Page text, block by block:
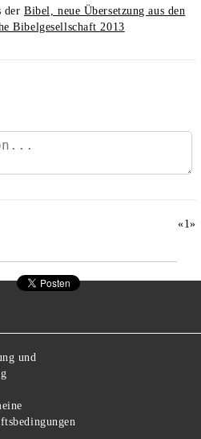
derBibel, neue Übersetzung aus den
Bibelgesellschaft 2013
«1»
und